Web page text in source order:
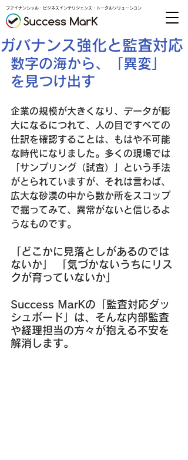
ファイナンシャル・ビジネスインテリジェンス・トータルソリューション
ガバナンス強化と監査対応
数字の海から、「異変」
を見つけ出す
企業の規模が大きくなり、データが膨
大になるにつれて、人の目ですべての
仕訳を確認することは、もはや不可能
な時代になりました。多くの現場では
「サンプリング（試査）」という手法
がとられていますが、それは言わば、
広大な砂漠の中から数か所をスコップ
で掘ってみて、異常がないと信じるよ
うなものです。
「どこかに見落としがあるのでは
ないか」 「気づかないうちにリス
クが育っていないか」
Success MarKの「監査対応ダッ
シュボード」は、そんな内部監査
や経理担当の方々が抱える不安を
解消します。